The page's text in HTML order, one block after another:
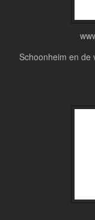
Schoonheim en de